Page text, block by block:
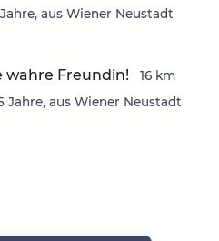
aus Wiener Neustadt
wahre Freundin!
Jahre, aus Wiener Neustadt
16 km